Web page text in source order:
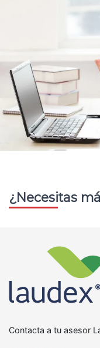
¿Necesitas
Contacta a tu asesor